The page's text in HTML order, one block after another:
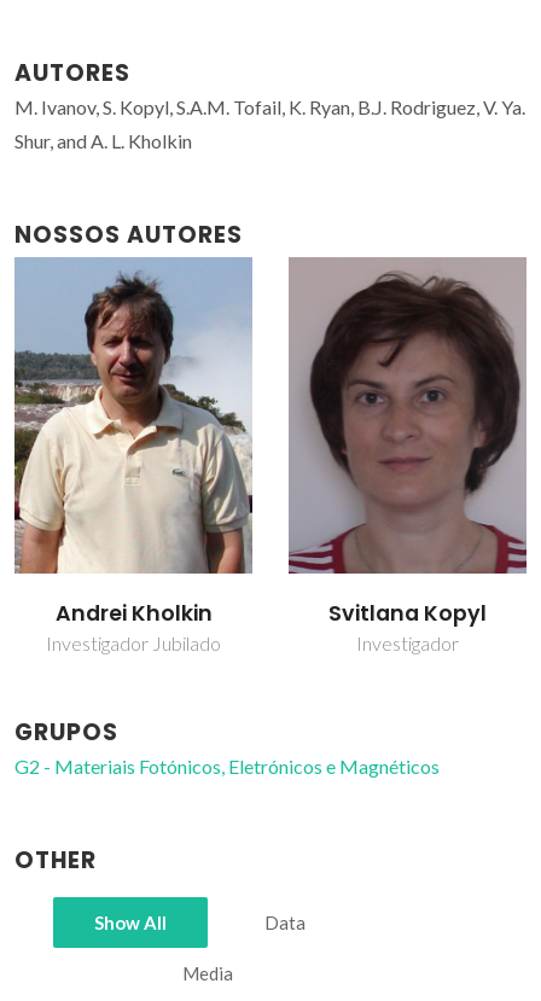
AUTORES
M. Ivanov, S. Kopyl, S.A.M. Tofail, K. Ryan, B.J. Rodriguez, V. Ya.
Shur, and A. L. Kholkin
NOSSOS AUTORES
Andrei Kholkin
Investigador Jubilado
Svitlana Kopyl
Investigador
GRUPOS
G2 - Materiais Fotónicos, Eletrónicos e Magnéticos
OTHER
Show All Data
Media